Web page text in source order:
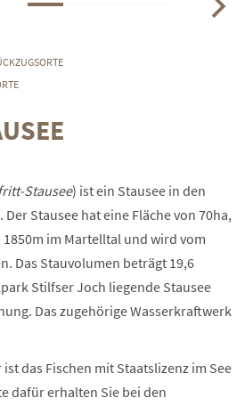
Stausee) ist ein Stausee in den
Stausee hat eine Fläche von 70ha,
1850m im Martelltal und wird vom
Das Stauvolumen beträgt 19,6
Stilfser Joch liegende Stausee
Das zugehörige Wasserkraftwerk
das Fischen mit Staatslizenz im See
dafür erhalten Sie bei den